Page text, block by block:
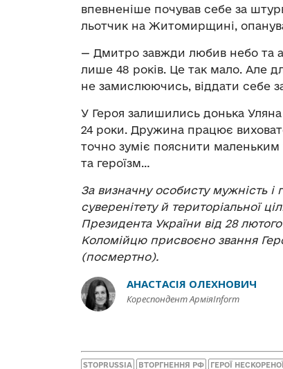
впевненіше почував себе за
льотчик на Житомирщині,
— Дмитро завжди любив небо та
лише 48 років. Це так мало. Але
не замислюючись, віддати себе
У Героя залишились донька
24 роки. Дружина працює
точно зуміє пояснити
та героїзм…
За визначну особисту мужність і
суверенітету й територіальної
Президента України від 28
Коломійцю присвоєно звання
(посмертно).
АНАСТАСІЯ ОЛЕХНОВИЧ
Кореспондент АрміяInform
STOPRUSSIA ВТОРГНЕННЯ РФ ГЕРОЇ